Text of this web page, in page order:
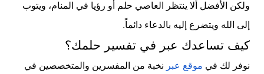
ولكن الأفضل ألا ينتظر العاصي حلم أو رؤيا في المنام، ويتوب
إلى الله ويتضرع إليه بالدعاء دائماً.
كيف تساعدك عبر في تفسير حلمك؟
نوفر لك في موقع عبر نخبة من المفسرين والمتخصصين في